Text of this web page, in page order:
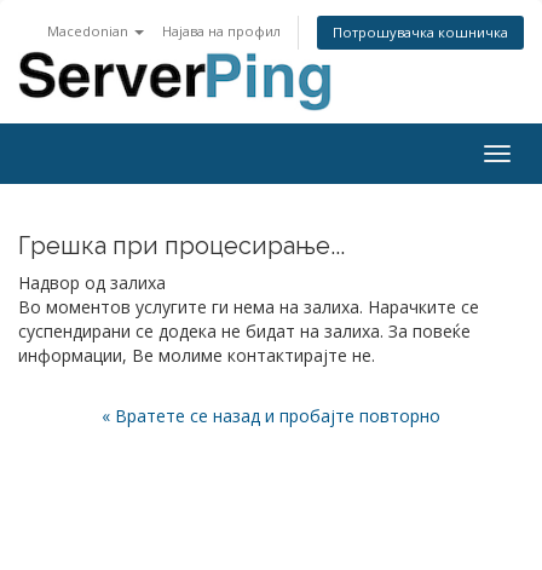
Macedonian Најава на профил Потрошувачка кошничка
Грешка при процесирање...
Надвор од залиха
Во моментов услугите ги нема на залиха. Нарачките се
суспендирани се додека не бидат на залиха. За повеќе
информации, Ве молиме контактирајте не.
« Вратете се назад и пробајте повторно